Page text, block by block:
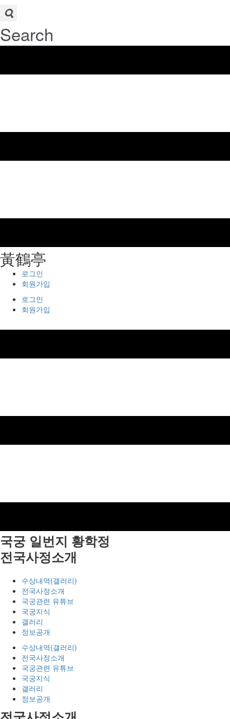
Search
⿈鶴亭
로그인
회원가입
로그인
회원가입
국궁 일번지 황학정
전국사정소개
수상내역(갤러리)
전국사정소개
국궁관련 유튜브
국궁지식
갤러리
정보공개
수상내역(갤러리)
전국사정소개
국궁관련 유튜브
국궁지식
갤러리
정보공개